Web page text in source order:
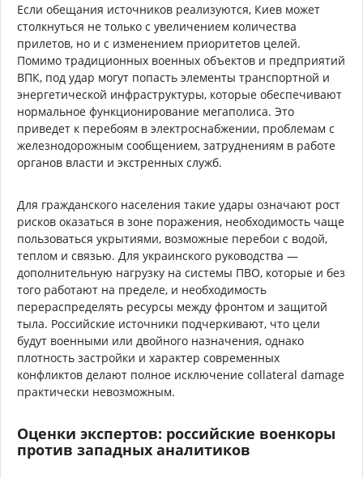
Если обещания источников реализуются, Киев может
столкнуться не только с увеличением количества
прилетов, но и с изменением приоритетов целей.
Помимо традиционных военных объектов и предприятий
ВПК, под удар могут попасть элементы транспортной и
энергетической инфраструктуры, которые обеспечивают
нормальное функционирование мегаполиса. Это
приведет к перебоям в электроснабжении, проблемам с
железнодорожным сообщением, затруднениям в работе
органов власти и экстренных служб.
Для гражданского населения такие удары означают рост
рисков оказаться в зоне поражения, необходимость чаще
пользоваться укрытиями, возможные перебои с водой,
теплом и связью. Для украинского руководства —
дополнительную нагрузку на системы ПВО, которые и без
того работают на пределе, и необходимость
перераспределять ресурсы между фронтом и защитой
тыла. Российские источники подчеркивают, что цели
будут военными или двойного назначения, однако
плотность застройки и характер современных
конфликтов делают полное исключение collateral damage
практически невозможным.
Оценки экспертов: российские военкоры
против западных аналитиков